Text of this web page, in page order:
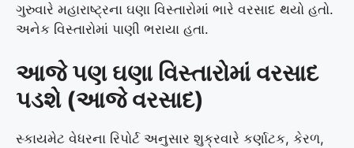
ગુરુવારે મહારાષ્ટ્રના ઘણા વિસ્તારોમાં ભારે વરસાદ થયો હતો.
અનેક વિસ્તારોમાં પાણી ભરાયા હતા.
આજે પણ ઘણા વિસ્તારોમાં વરસાદ
પડશે (આજે વરસાદ)
સ્કાયમેટ વેધરના રિપોર્ટ અનુસાર શુક્રવારે કર્ણાટક, કેરળ,